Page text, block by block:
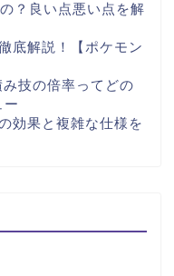
？良い点悪い点を解
底解説！【ポケモン
技の倍率ってどの
ー
効果と複雑な仕様を